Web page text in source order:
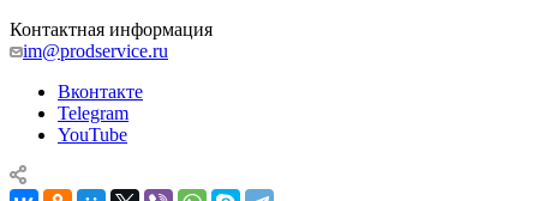
Контактная информация
im@prodservice.ru
Вконтакте
Telegram
YouTube